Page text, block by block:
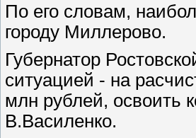
По его словам,
городу Миллерово.
Губернатор
ситуацией - на
млн рублей, освоить
В.Василенко.